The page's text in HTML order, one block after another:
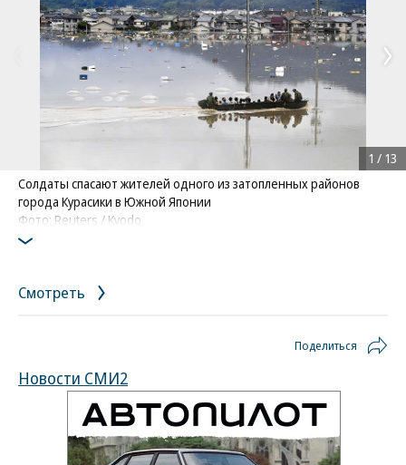
Солдаты спасают жителей одного из затопленных районов
города Курасики в Южной Японии
Фото: Reuters / Kyodo
1 / 13
Смотреть
Поделиться
Новости СМИ2